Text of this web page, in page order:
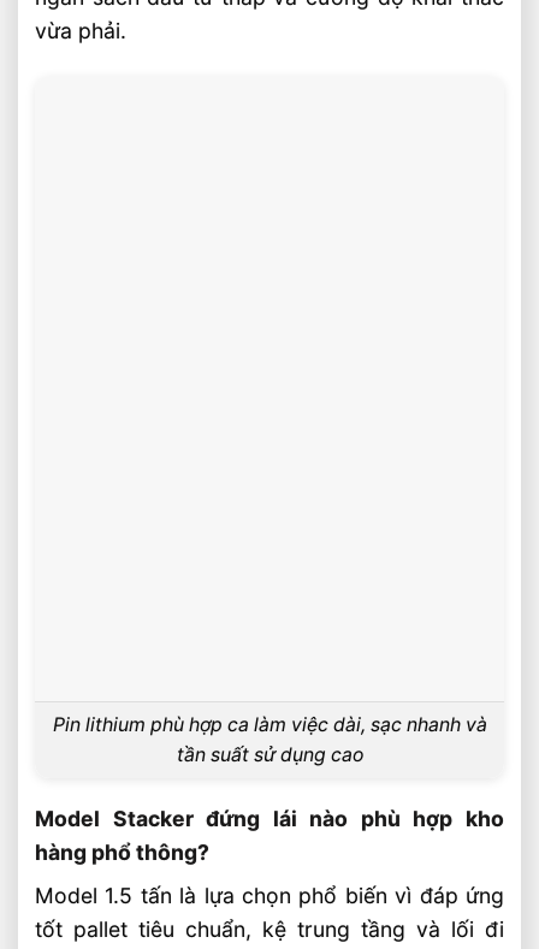
vừa phải.
Pin lithium phù hợp ca làm việc dài, sạc nhanh và
tần suất sử dụng cao
Model Stacker đứng lái nào phù hợp kho
hàng phổ thông?
Model 1.5 tấn là lựa chọn phổ biến vì đáp ứng
tốt pallet tiêu chuẩn, kệ trung tầng và lối đi